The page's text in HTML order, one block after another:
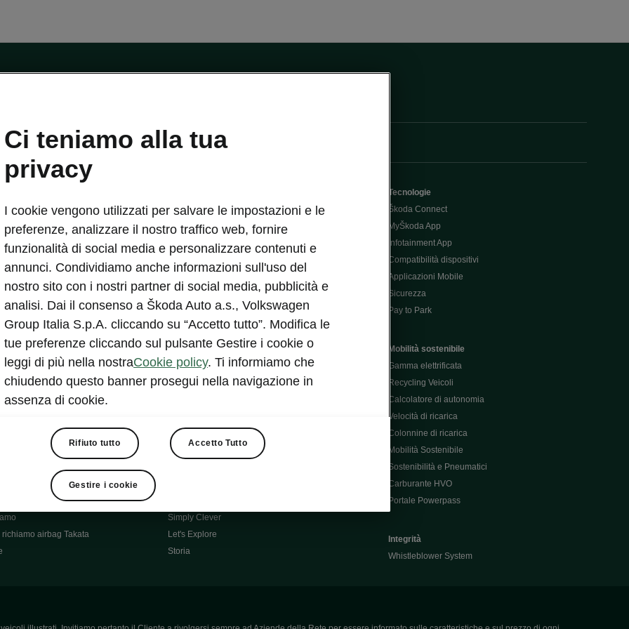
Configurator Rete Škoda
e P.IVA
airbag Takata
Informazioni per soccorritori
Dichiarazione di cambio proprietà
Richiedi Assistenza Service
Mondo Škoda
Milano Design Week
Fabia Green Flow
Škoda Official Partner X Factor 202
Elroq Respectline
Contatti
Auto per neopatentati
Simply Clever
Let's Explore
Storia
Tecnologie
Škoda Connect
MyŠkoda App
Infotainment App
Compatibilità dispositivi
Applicazioni Mobile
Sicurezza
Pay to Park
Mobilità sostenibile
Gamma elettrificata
Recycling Veicoli
Calcolatore di autonomia
Velocità di ricarica
Colonnine di ricarica
Mobilità Sostenibile
Sostenibilità e Pneumatici
Carburante HVO
Portale Powerpass
Integrità
Whistleblower System
Ci teniamo alla tua
privacy
I cookie vengono utilizzati per salvare le impostazioni e le
preferenze, analizzare il nostro traffico web, fornire
funzionalità di social media e personalizzare contenuti e
annunci. Condividiamo anche informazioni sull'uso del
nostro sito con i nostri partner di social media, pubblicità e
analisi. Dai il consenso a Škoda Auto a.s., Volkswagen
Group Italia S.p.A. cliccando su “Accetto tutto”. Modifica le
tue preferenze cliccando sul pulsante Gestire i cookie o
leggi di più nella nostraCookie policy. Ti informiamo che
chiudendo questo banner prosegui nella navigazione in
assenza di cookie.
Rifiuto tutto Accetto Tutto
Gestire i cookie